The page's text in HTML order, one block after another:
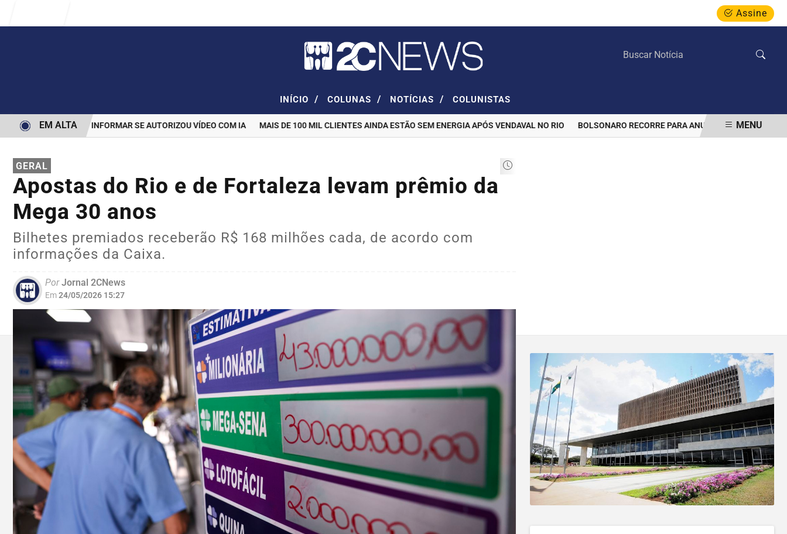
Assine
INÍCIO / COLUNAS / NOTÍCIAS / COLUNISTAS
PARA BOLSONARO INFORMAR SE AUTORIZOU VÍDEO COM IA MAIS DE 100 MIL CLIENTES AINDA ESTÃO SEM ENERGIA APÓS VENDAVAL NO RIO BOLSONARO RECORRE PARA ANULAR PROIBIÇÃO DE
EM ALTA MENU
GERAL
Apostas do Rio e de Fortaleza levam prêmio da
Mega 30 anos
Bilhetes premiados receberão R$ 168 milhões cada, de acordo com
informações da Caixa.
PorJornal 2CNews
Em24/05/2026 15:27